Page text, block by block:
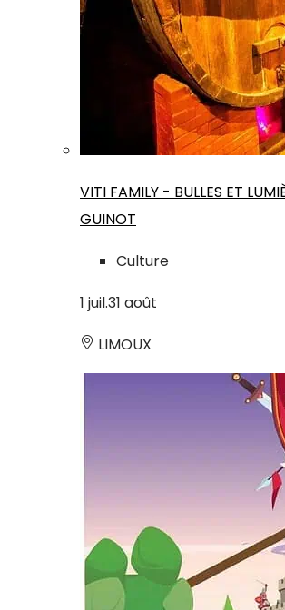
VITI FAMILY - BULLES ET
GUINOT
Culture
1 juil.31 août
LIMOUX